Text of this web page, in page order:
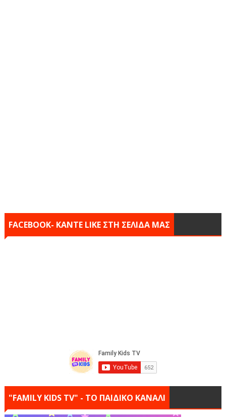
FACEBOOK- KANTE LIKE ΣΤΗ ΣΕΛΙΔΑ ΜΑΣ
"FAMILY KIDS TV" - ΤΟ ΠΑΙΔΙΚΟ ΚΑΝΑΛΙ